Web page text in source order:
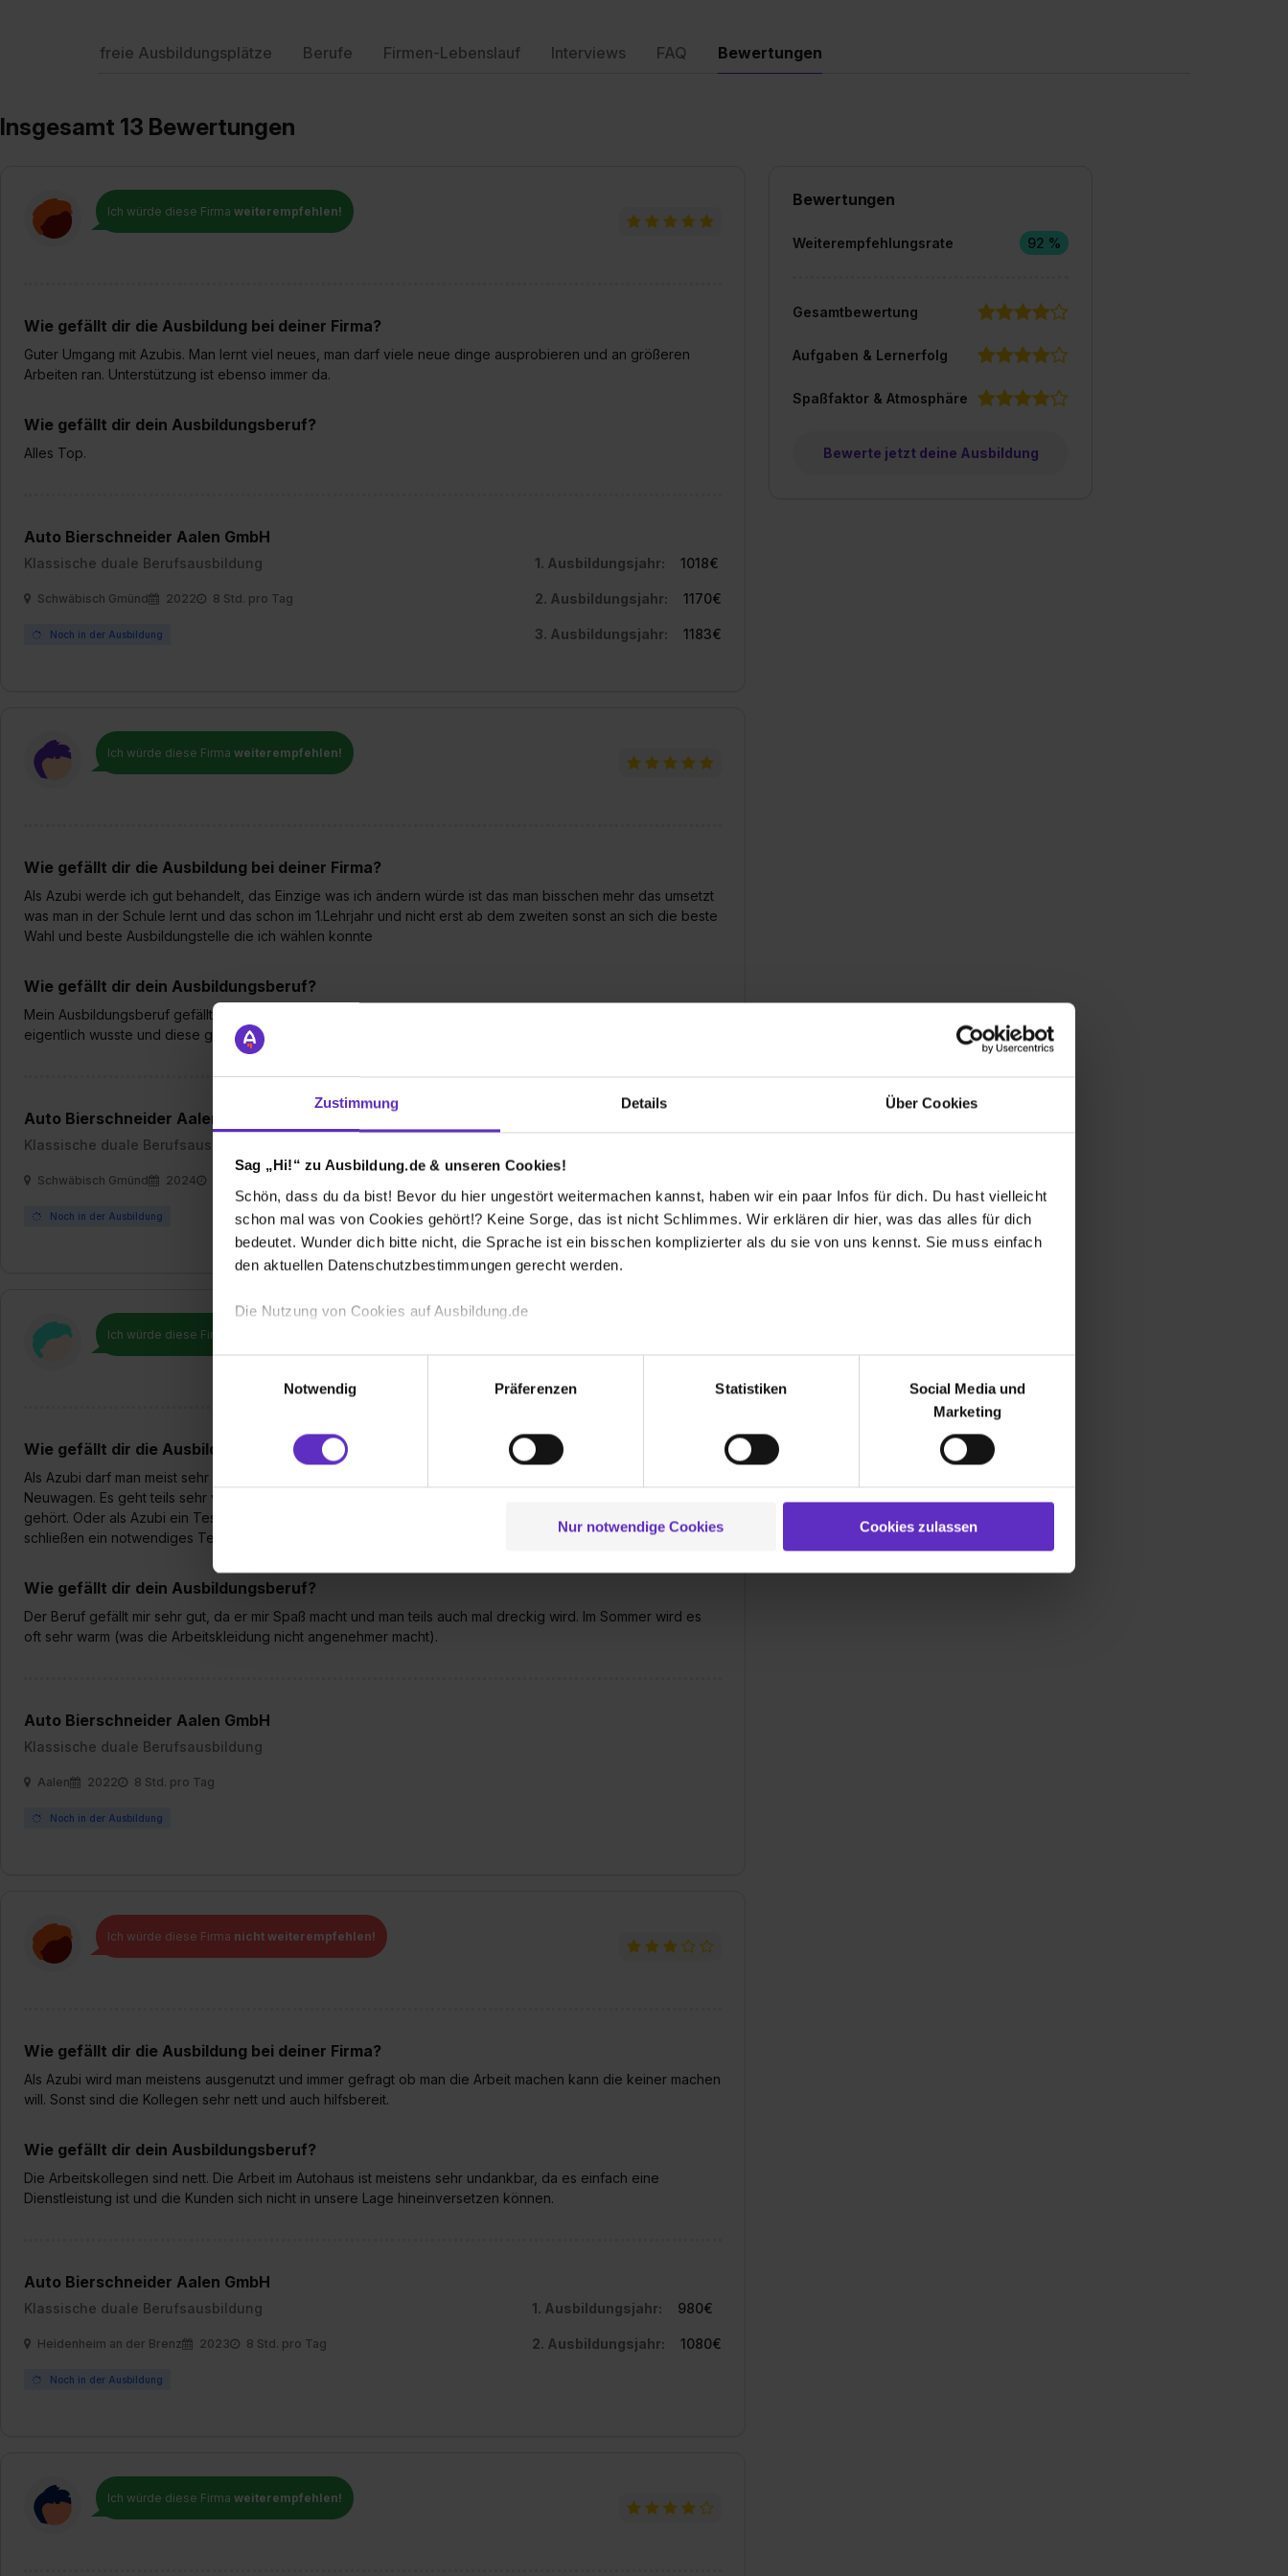
Zustimmung Details Über Cookies
Sag „Hi!“ zu Ausbildung.de & unseren Cookies!
Schön, dass du da bist! Bevor du hier ungestört weitermachen kannst, haben wir ein paar Infos für dich. Du hast vielleicht
schon mal was von Cookies gehört!? Keine Sorge, das ist nicht Schlimmes. Wir erklären dir hier, was das alles für dich
bedeutet. Wunder dich bitte nicht, die Sprache ist ein bisschen komplizierter als du sie von uns kennst. Sie muss einfach
den aktuellen Datenschutzbestimmungen gerecht werden.
Die Nutzung von Cookies auf Ausbildung.de
Wir verwenden Cookies zur technischen Funktion unserer Webseite („Notwendig“), um von dir bei Benutzung der
Webseite getroffenen Einstellungen zu speichern ( „Präferenzen“), die Zugriffe auf unsere Webseite zu analysieren
(„Statistiken“), um Informationen zu deiner Verwendung unserer Website an unsere Partner für soziale Medien, Werbung
und Analysen weiterzugeben und um Inhalte und Anzeigen zu personalisieren („Social Media und Marketing“). Unsere
Partner führen diese Informationen möglicherweise mit weiteren Daten zusammen, die du ihnen bereitgestellt hast oder die
zu. . In diesem Fall sowie bei der separaten Aktivierung von „Social Media und Marketing“ bist du auch damit
einverstanden, dass dir nach Setzen der Cookies externe Inhalte (z.B. Videos oder Posts) angezeigt und hierfür
Erlaubnis hierfür kannst du auch später noch im Einzelfall bei dem jeweiligen Inhalt erteilen. Willst du nur bestimmte
Verwendungszwecke zulassen, triff deine Auswahl über die Checkboxen und klick auf „Auswahl erlauben“. Die
Einwilligung zur Platzierung von Cookies der Kategorien „Präferenzen“, „Statistiken“ und „Social Media und Marketing“
„Datenschutz-Einstellungen“ widerrufen. Weitere Informationen zu den einzelnen Cookies findest du durch Klick auf
„Details zeigen“. Weitere Informationen:
Notwendig
Präferenzen Statistiken
Social Media und
Marketing
Nur notwendige Cookies Cookies zulassen
freie Ausbildungsplätze Berufe Firmen-Lebenslauf Interviews FAQ Bewertungen
Insgesamt 13 Bewertungen
Ich würde diese Firma weiterempfehlen!
Wie gefällt dir die Ausbildung bei deiner Firma?
Guter Umgang mit Azubis. Man lernt viel neues, man darf viele neue dinge ausprobieren und an größeren
Arbeiten ran. Unterstützung ist ebenso immer da.
Wie gefällt dir dein Ausbildungsberuf?
Alles Top.
Auto Bierschneider Aalen GmbH
Klassische duale Berufsausbildung
Schwäbisch Gmünd 2022 8 Std. pro Tag
Noch in der Ausbildung
1. Ausbildungsjahr: 1018€
2. Ausbildungsjahr: 1170€
3. Ausbildungsjahr: 1183€
Ich würde diese Firma weiterempfehlen!
Wie gefällt dir die Ausbildung bei deiner Firma?
Als Azubi werde ich gut behandelt, das Einzige was ich ändern würde ist das man bisschen mehr das umsetzt
was man in der Schule lernt und das schon im 1.Lehrjahr und nicht erst ab dem zweiten sonst an sich die beste
Wahl und beste Ausbildungstelle die ich wählen konnte
Wie gefällt dir dein Ausbildungsberuf?
Mein Ausbildungsberuf gefällt mir sehr weil ich alles lerne was ich mir vorgestellt habe und sogar mehr als ich
eigentlich wusste und diese ganzen neuen Sachen machen das alles noch spannender
Auto Bierschneider Aalen GmbH
Klassische duale Berufsausbildung
Schwäbisch Gmünd 2024
Noch in der Ausbildung
Ich würde diese Firma
Wie gefällt dir die Ausbildung bei deiner Firma?
Als Azubi darf man meist sehr viel mitmachen/selbst machen. Leider sind es manchmal auch fast nur
Neuwagen. Es geht teils sehr viel Zeit verloren weil man Werkzeug sucht, weil es nicht da liegt wo es hin
gehört. Oder als Azubi ein Tester zu finden den man verwenden kann (manche haben Passwort oder
schließen ein notwendiges Teil weg)
Wie gefällt dir dein Ausbildungsberuf?
Der Beruf gefällt mir sehr gut, da er mir Spaß macht und man teils auch mal dreckig wird. Im Sommer wird es
oft sehr warm (was die Arbeitskleidung nicht angenehmer macht).
Auto Bierschneider Aalen GmbH
Klassische duale Berufsausbildung
Aalen 2022 8 Std. pro Tag
Noch in der Ausbildung
Ich würde diese Firma nicht weiterempfehlen!
Wie gefällt dir die Ausbildung bei deiner Firma?
Als Azubi wird man meistens ausgenutzt und immer gefragt ob man die Arbeit machen kann die keiner machen
will. Sonst sind die Kollegen sehr nett und auch hilfsbereit.
Wie gefällt dir dein Ausbildungsberuf?
Die Arbeitskollegen sind nett. Die Arbeit im Autohaus ist meistens sehr undankbar, da es einfach eine
Dienstleistung ist und die Kunden sich nicht in unsere Lage hineinversetzen können.
Auto Bierschneider Aalen GmbH
Klassische duale Berufsausbildung
Heidenheim an der Brenz 2023 8 Std. pro Tag
Noch in der Ausbildung
1. Ausbildungsjahr: 980€
2. Ausbildungsjahr: 1080€
Ich würde diese Firma weiterempfehlen!
Bewertungen
Weiterempfehlungsrate 92 %
Gesamtbewertung
Aufgaben & Lernerfolg
Spaßfaktor & Atmosphäre
Bewerte jetzt deine Ausbildung